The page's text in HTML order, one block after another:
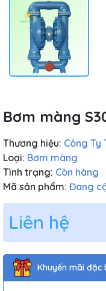
Bơm màng
Thương hiệu: Công Ty
Loại: Bơm màng
Tình trạng: Còn hàng
Mã sản phẩm: Đang
Liên hệ
Khuyến mãi đặc